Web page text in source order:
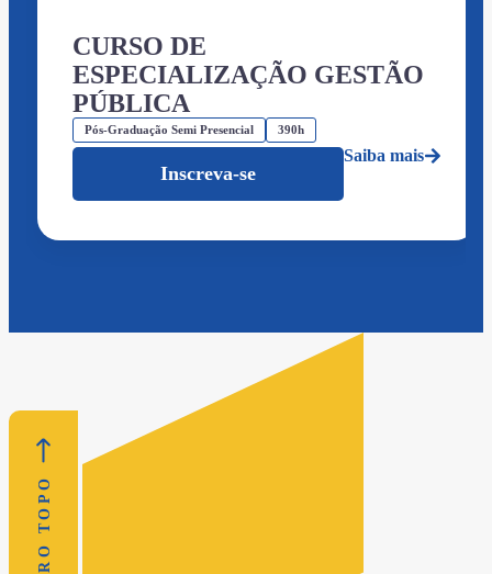
CURSO DE
ESPECIALIZAÇÃO GESTÃO
PÚBLICA
Pós-Graduação Semi Presencial 390h
Inscreva-se
Saiba mais